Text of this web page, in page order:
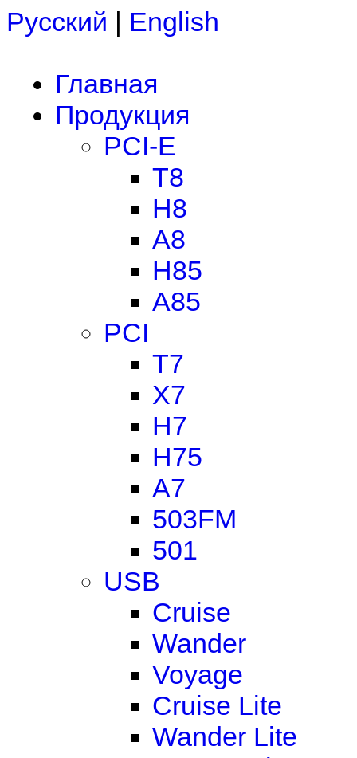
Русский | English
Главная
Продукция
PCI-E
T8
H8
A8
H85
A85
PCI
T7
X7
H7
H75
A7
503FM
501
USB
Cruise
Wander
Voyage
Cruise Lite
Wander Lite